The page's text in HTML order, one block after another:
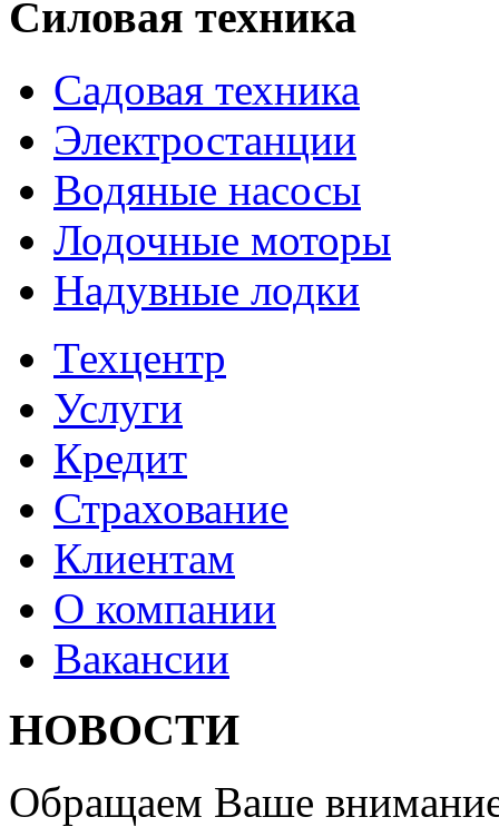
Силовая техника
Садовая техника
Электростанции
Водяные насосы
Лодочные моторы
Надувные лодки
Техцентр
Услуги
Кредит
Страхование
Клиентам
О компании
Вакансии
НОВОСТИ
Обращаем Ваше